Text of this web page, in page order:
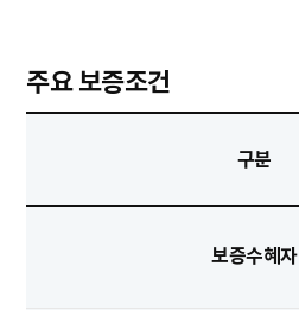
주요 보증조건
구분
보증수혜자